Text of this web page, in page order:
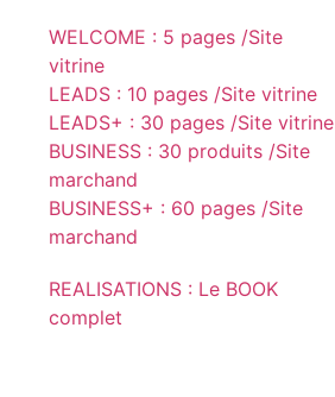
WELCOME : 5 pages /Site
vitrine
LEADS : 10 pages /Site vitrine
LEADS+ : 30 pages /Site vitrine
BUSINESS : 30 produits /Site
marchand
BUSINESS+ : 60 pages /Site
marchand
REALISATIONS : Le BOOK
complet